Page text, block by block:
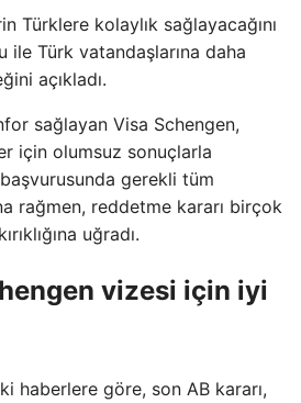
Türklere kolaylık sağlayacağını
ile Türk vatandaşlarına daha
açıkladı.
sağlayan Visa Schengen,
için olumsuz sonuçlarla
gerekli tüm
rağmen, reddetme kararı birçok
uğradı.
vizesi için iyi
haberlere göre, son AB kararı,